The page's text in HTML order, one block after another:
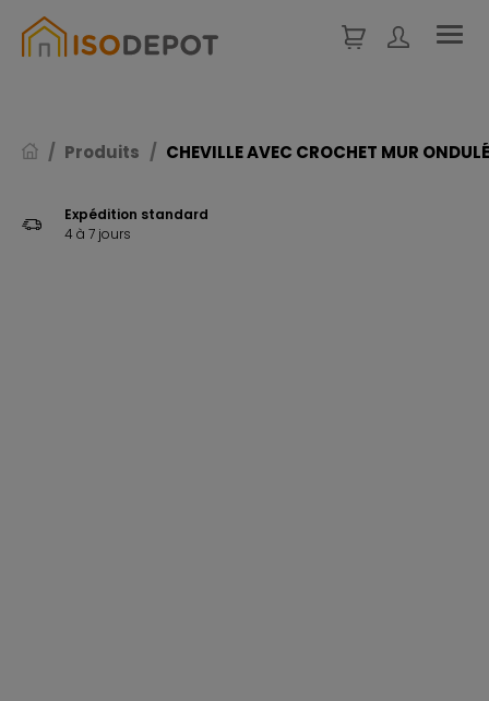
Produits CHEVILLE AVEC CROCHET MUR
Expédition standard
4 à 7 jours